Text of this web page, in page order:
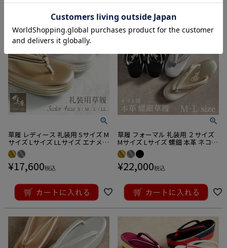
草履 レディース 礼装用 Sサイズ M
サイズ Lサイズ LLサイズ エナメル
日本製 3枚芯 草履 ぞうり キステ
オリジナル
¥17,600税込
草履 フォーマル 礼装用 ２サイズ
Mサイズ Lサイズ 螺鈿 本革 ネコ
日本製
¥22,000税込